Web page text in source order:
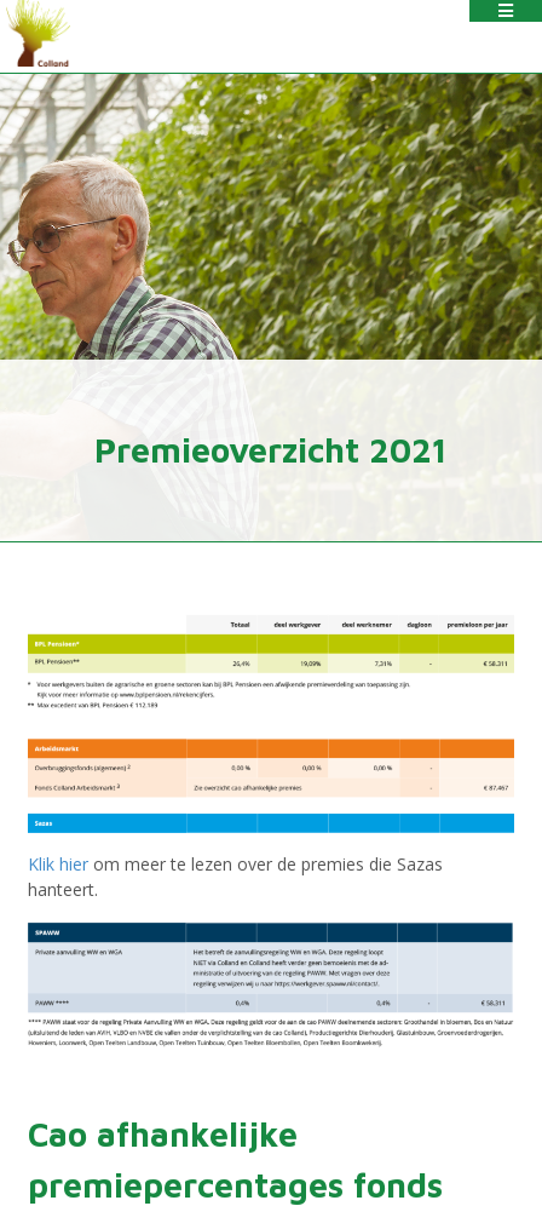
Premieoverzicht 2021
Klik hierom meer te lezen over de premies die Sazas
hanteert.
Cao afhankelijke
premiepercentages fonds